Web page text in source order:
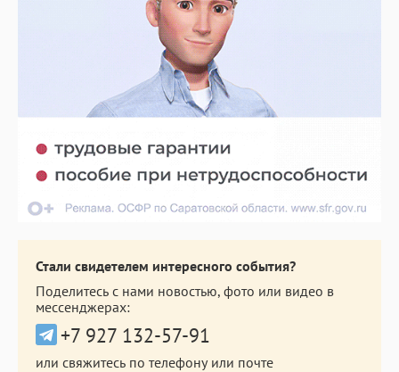
Стали свидетелем интересного события?
Поделитесь с нами новостью, фото или видео в
мессенджерах:
+7 927 132-57-91
или свяжитесь по телефону или почте